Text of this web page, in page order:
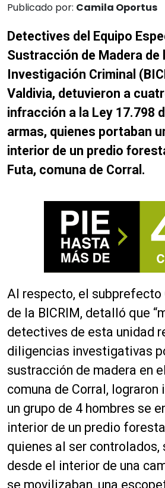
Publicado por: Camila Oportus
Detectives del Equipo
Sustracción de Madera de
Investigación Criminal
Valdivia, detuvieron a
infracción a la Ley 17.798
armas, quienes portaban
interior de un predio
Futa, comuna de Corral.
Al respecto, el subprefecto
de la BICRIM, detalló que
detectives de esta unidad
diligencias investigativas
sustracción de madera en
comuna de Corral,
un grupo de 4 hombres se
interior de un predio
quienes al ser controlados,
desde el interior de una
se movilizaban, una